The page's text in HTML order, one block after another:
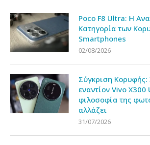
Poco F8 Ultra: Η
Κατηγορία των
Smartphones
02/08/2026
Σύγκριση
εναντίον Vivo
φιλοσοφία της
αλλάζει
31/07/2026